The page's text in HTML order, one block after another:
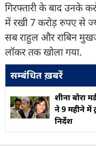
गिरफ्तारी के बाद उनके
में रखी 7 करोड़ रुपए से
सब राहुल और राबिन
लॉकर तक खोला गया.
सम्बंधित ख़बरें
शीना बोरा
ने 9 महीने में
निर्देश